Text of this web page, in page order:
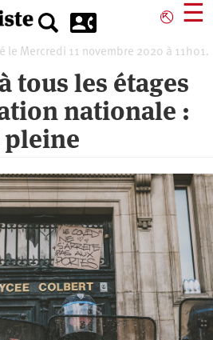
⎋ ☰
le Mercredi 11 novembre 2020 à 11h01.
tous les étages
nationale :
pleine